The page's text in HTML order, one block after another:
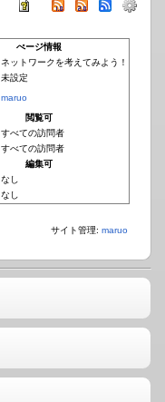
ぺージ情報
ネットワークを考えてみよう！
未設定
maruo
閲覧可
すべての訪問者
すべての訪問者
編集可
なし
なし
サイト管理: maruo